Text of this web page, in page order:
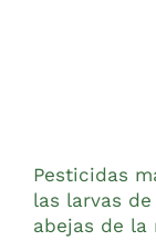
Pesticidas
las larvas de
abejas de la